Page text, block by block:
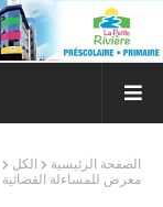
الصفحة الرئيسية الكل
معرض للمساءلة القضائية